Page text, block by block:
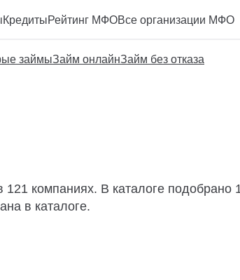
КредитыРейтинг МФОВсе организации МФО
займыЗайм онлайнЗайм без отказа
компаниях. В каталоге
в каталоге.